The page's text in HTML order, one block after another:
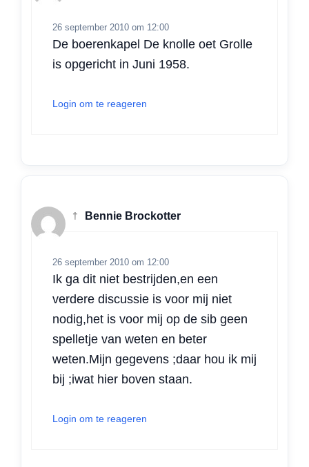
26 september 2010 om 12:00
De boerenkapel De knolle oet Grolle
is opgericht in Juni 1958.
Login om te reageren
† Bennie Brockotter
26 september 2010 om 12:00
Ik ga dit niet bestrijden,en een
verdere discussie is voor mij niet
nodig,het is voor mij op de sib geen
spelletje van weten en beter
weten.Mijn gegevens ;daar hou ik mij
bij ;iwat hier boven staan.
Login om te reageren